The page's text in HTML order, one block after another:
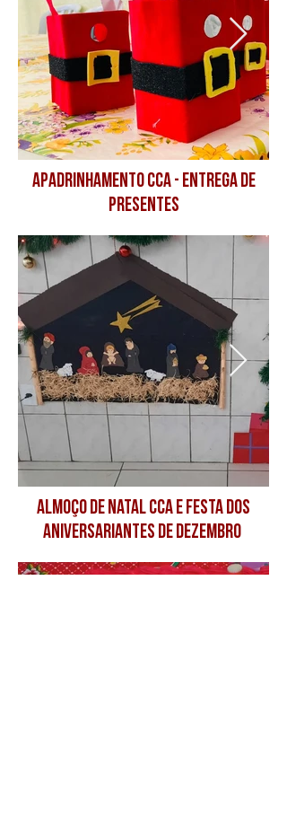
apadrinhamento cca - entrega de
presentes
Almoço de natal CCA e festa dos
aniversariantes de dezembro